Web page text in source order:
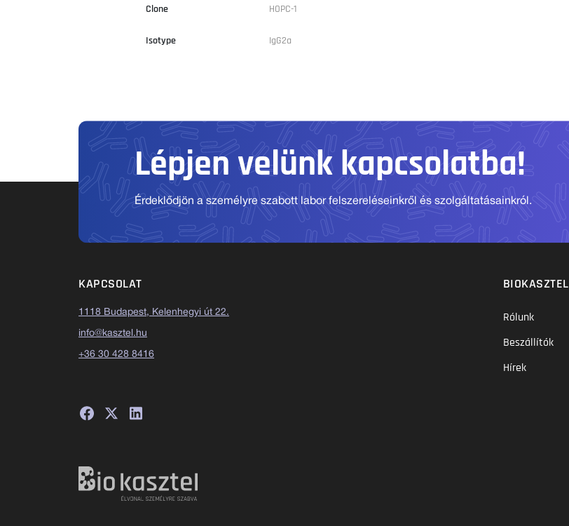
Clone HOPC-1
Isotype IgG2a
Lépjen velünk kapcsolatba!
Érdeklődjön a személyre szabott labor felszereléseinkről és szolgáltatásainkról.
KAPCSOLAT
1118 Budapest, Kelenhegyi út 22.
info@kasztel.hu
+36 30 428 8416
BIOKASZTEL
Rólunk
Beszállítók
Hírek